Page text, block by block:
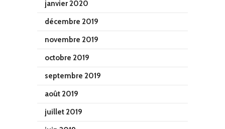
janvier 2020
décembre 2019
novembre 2019
octobre 2019
septembre 2019
août 2019
juillet 2019